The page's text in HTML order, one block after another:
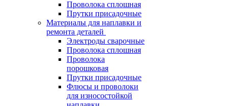
Проволока сплошная
Прутки присадочные
Материалы для наплавки и
ремонта деталей
Электроды сварочные
Проволока сплошная
Проволока
порошковая
Прутки присадочные
Флюсы и проволоки
для износостойкой